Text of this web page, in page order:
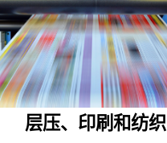
层压、印刷和纺织